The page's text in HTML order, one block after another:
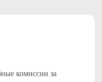
комиссии за